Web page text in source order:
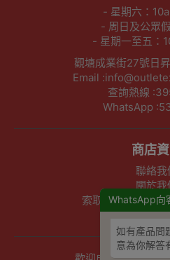
WhatsApp向
如有產品問
意為你解答
- 星期六：
- 周日及公眾
- 星期一至五：
觀塘成業街27號日
Email
查詢熱線
WhatsApp
商店
聯絡我
關於我
索取報價 公司、學
以公司採購卡